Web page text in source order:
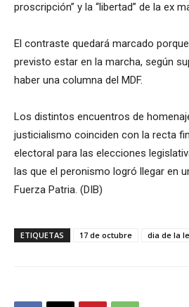
proscripción” y la “libertad” de la ex
El contraste quedará marcado
previsto estar en la marcha, según
haber una columna del MDF.
Los distintos encuentros de
justicialismo coinciden con la recta
electoral para las elecciones
las que el peronismo logró llegar en
Fuerza Patria. (DIB)
ETIQUETAS 17 de octubre dia de la